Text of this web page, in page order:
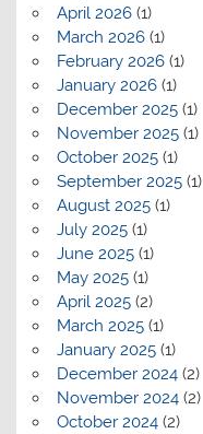
April 2026(1)
March 2026(1)
February 2026(1)
January 2026(1)
December 2025(1)
November 2025(1)
October 2025(1)
September 2025(1)
August 2025(1)
July 2025(1)
June 2025(1)
May 2025(1)
April 2025(2)
March 2025(1)
January 2025(1)
December 2024(2)
November 2024(2)
October 2024(2)